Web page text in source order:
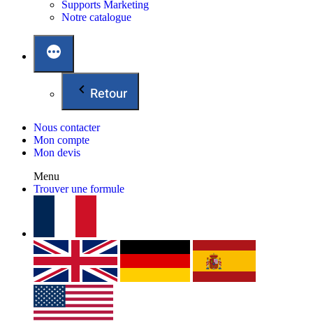
Supports Marketing
Notre catalogue
Retour
Nous contacter
Mon compte
Mon devis
Menu
Trouver une formule